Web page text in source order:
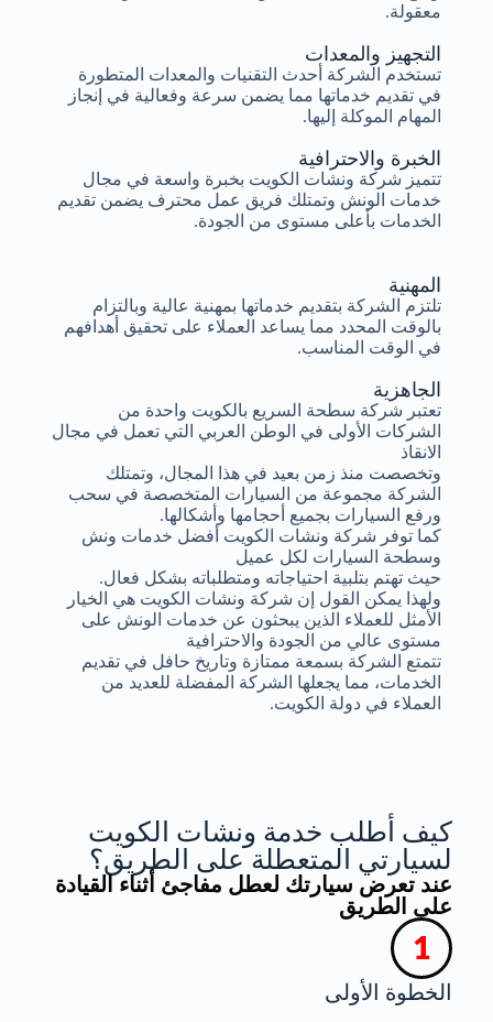
الخبرة والاحترافية
تتميز شركة ونشات الكويت بخبرة واسعة في مجال
خدمات الونش وتمتلك فريق عمل محترف يضمن تقديم
الخدمات بأعلى مستوى من الجودة.
التجهيز والمعدات
تستخدم الشركة أحدث التقنيات والمعدات المتطورة
في تقديم خدماتها مما يضمن سرعة وفعالية في إنجاز
المهام الموكلة إليها.
معقولة.
المهنية
تلتزم الشركة بتقديم خدماتها بمهنية عالية وبالتزام
بالوقت المحدد مما يساعد العملاء على تحقيق أهدافهم
في الوقت المناسب.
الجاهزية
تعتبر شركة سطحة السريع بالكويت واحدة من
الشركات الأولى في الوطن العربي التي تعمل في مجال
الانقاذ
وتخصصت منذ زمن بعيد في هذا المجال، وتمتلك
الشركة مجموعة من السيارات المتخصصة في سحب
ورفع السيارات بجميع أحجامها وأشكالها.
كما توفر شركة ونشات الكويت أفضل خدمات ونش
وسطحة السيارات لكل عميل
حيث تهتم بتلبية احتياجاته ومتطلباته بشكل فعال.
ولهذا يمكن القول إن شركة ونشات الكويت هي الخيار
الأمثل للعملاء الذين يبحثون عن خدمات الونش على
مستوى عالي من الجودة والاحترافية
تتمتع الشركة بسمعة ممتازة وتاريخ حافل في تقديم
الخدمات، مما يجعلها الشركة المفضلة للعديد من
العملاء في دولة الكويت.
كيف أطلب خدمة ونشات الكويت
لسيارتي المتعطلة على الطريق؟
عند تعرض سيارتك لعطل مفاجئ أثناء القيادة
على الطريق
الخطوة الأولى